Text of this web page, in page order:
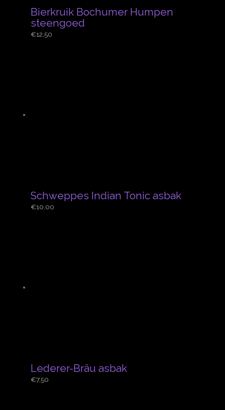
Bierkruik Bochumer Humpen
steengoed
€12,50
Schweppes Indian Tonic asbak
€10,00
Lederer-Bräu asbak
€7,50